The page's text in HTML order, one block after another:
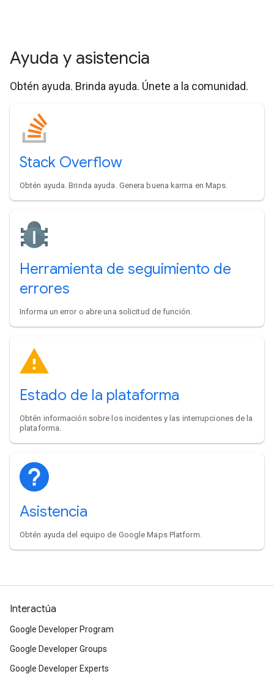
Ayuda y asistencia
Obtén ayuda. Brinda ayuda. Únete a la comunidad.
Stack Overflow
Obtén ayuda. Brinda ayuda. Genera buena karma en Maps.
Herramienta de seguimiento de
errores
Informa un error o abre una solicitud de función.
Estado de la plataforma
Obtén información sobre los incidentes y las interrupciones de la
plataforma.
Asistencia
Obtén ayuda del equipo de Google Maps Platform.
Interactúa
Google Developer Program
Google Developer Groups
Google Developer Experts